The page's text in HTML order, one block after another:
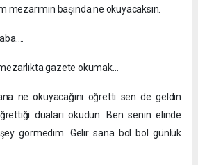
başında ne okuyacaksın.
gazete okumak…
ne okuyacağını öğretti sen de geldin
duaları okudun. Ben senin elinde
görmedim. Gelir sana bol bol günlük